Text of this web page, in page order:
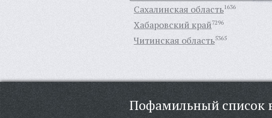
Сахалинская область1636
Хабаровский край7296
Читинская область5365
Пофамильный список